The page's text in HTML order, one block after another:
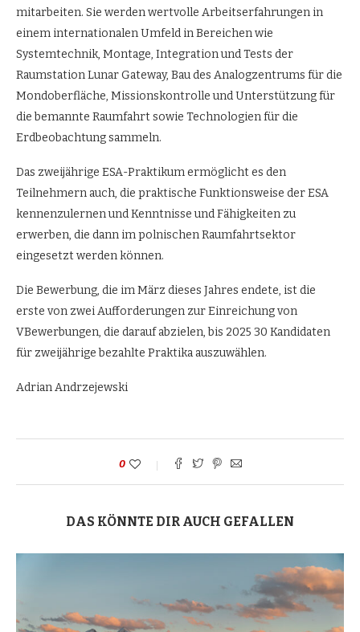
mitarbeiten. Sie werden wertvolle Arbeitserfahrungen in
einem internationalen Umfeld in Bereichen wie
Systemtechnik, Montage, Integration und Tests der
Raumstation Lunar Gateway, Bau des Analogzentrums für die
Mondoberfläche, Missionskontrolle und Unterstützung für
die bemannte Raumfahrt sowie Technologien für die
Erdbeobachtung sammeln.
Das zweijährige ESA-Praktikum ermöglicht es den
Teilnehmern auch, die praktische Funktionsweise der ESA
kennenzulernen und Kenntnisse und Fähigkeiten zu
erwerben, die dann im polnischen Raumfahrtsektor
eingesetzt werden können.
Die Bewerbung, die im März dieses Jahres endete, ist die
erste von zwei Aufforderungen zur Einreichung von
VBewerbungen, die darauf abzielen, bis 2025 30 Kandidaten
für zweijährige bezahlte Praktika auszuwählen.
Adrian Andrzejewski
0
DAS KÖNNTE DIR AUCH GEFALLEN